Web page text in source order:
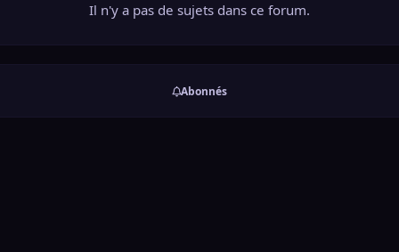
Il n'y a pas de sujets dans ce forum.
Abonnés